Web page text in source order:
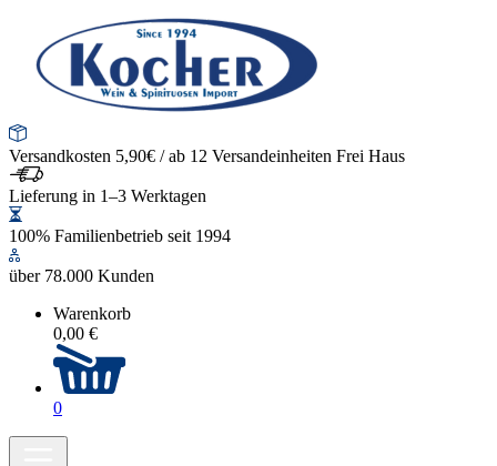
Versandkosten 5,90€ / ab 12 Versandeinheiten Frei Haus
Lieferung in 1–3 Werktagen
100% Familienbetrieb seit 1994
über 78.000 Kunden
Warenkorb
0,00 €
0